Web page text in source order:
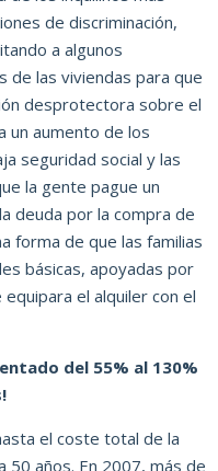
de discriminación,
a algunos
de las viviendas para que
desprotectora sobre el
un aumento de los
seguridad social y las
la gente pague un
deuda por la compra de
forma de que las familias
básicas, apoyadas por
el alquiler con el
del 55% al 130%
el coste total de la
50 años. En 2007, más de